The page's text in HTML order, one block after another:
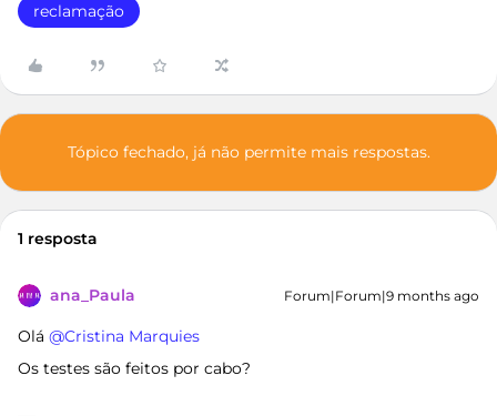
reclamação
Tópico fechado, já não permite mais respostas.
1 resposta
ana_Paula Forum|Forum|9 months ago
Olá ​ @Cristina Marquies
Os testes são feitos por cabo?